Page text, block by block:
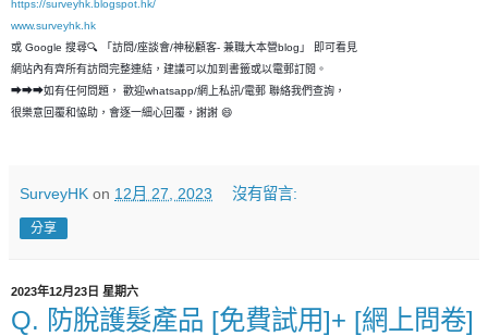
https://surveyhk.blogspot.hk/
www.surveyhk.hk
或 Google 搜尋🔍 「訪問/座談會/神秘顧客- 兼職大本營blog」 即可看見
網站內有齊所有訪問完整連結，建議可以加到書籤或以電郵訂閱。
➡➡➡如有任何問題， 歡迎whatsapp/網上私訊/電郵 聯絡我們查詢，
很樂意回覆和恊助，會逐一細心回覆，謝謝 😄
SurveyHK on 12月 27, 2023 沒有留言:
分享
2023年12月23日 星期六
Q. 防脫護髮產品 [免費試用]+ [網上問卷]